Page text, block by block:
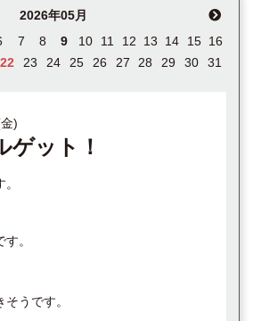
2026年05月
7 8 9 10 11 12 13 14 15 16
22 23 24 25 26 27 28 29 30 31
)
ゲット！
。
うです。